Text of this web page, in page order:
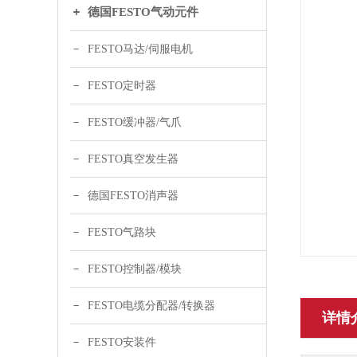
德国FESTO气动元件
FESTO马达/伺服电机
FESTO定时器
FESTO缓冲器/气爪
FESTO真空发生器
德国FESTO消声器
FESTO气路块
FESTO控制器/模块
FESTO电缆分配器/转换器
FESTO安装件
详情